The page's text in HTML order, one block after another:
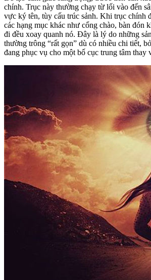
chính. Trục này thường chạy từ lối vào đến
vực ký tên, tùy cấu trúc sảnh. Khi trục chính
các hạng mục khác như cổng chào, bàn đón
đi đều xoay quanh nó. Đây là lý do những
thường trông “rất gọn” dù có nhiều chi tiết,
đang phục vụ cho một bố cục trung tâm thay